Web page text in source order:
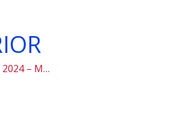
Estudo do meio 2024 – Museu de Zoologia